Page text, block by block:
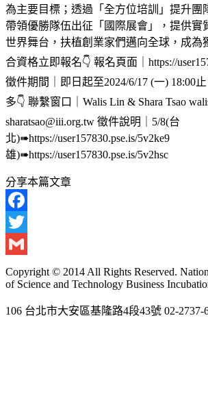
為主要目標；透過「全方位培訓」提升團
帶領優勝隊伍出征「國際展會」，提供實
世界舞台，扶植創業家們邁向全球，成
合資格立即報名👇 報名頁面｜https://
徵件期間｜即日起至2024/6/17 (一) 18:00
多👇 聯繫窗口｜Walis Lin & Shara Tsao
sharatsao@iii.org.tw 徵件說明｜5/8(台
北)➠https://user157830.pse.is/
雄)➠https://user157830.pse.is/5v2hsc
分享本篇文章
Facebook
Twitter
Gmail
Copyright © 2014 All Rights Reserved.
of Science and Technology Business
106 台北市大安區基隆路4段43號 02-2737-